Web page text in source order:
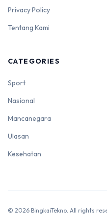
Privacy Policy
Tentang Kami
CATEGORIES
Sport
Nasional
Mancanegara
Ulasan
Kesehatan
© 2026 BingkaiTekno. All rights